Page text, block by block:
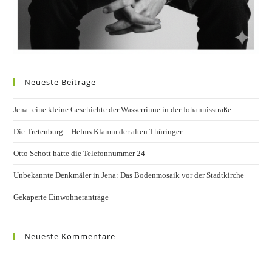
Neueste Beiträge
Jena: eine kleine Geschichte der Wasserrinne in der Johannisstraße
Die Tretenburg – Helms Klamm der alten Thüringer
Otto Schott hatte die Telefonnummer 24
Unbekannte Denkmäler in Jena: Das Bodenmosaik vor der Stadtkirche
Gekaperte Einwohneranträge
Neueste Kommentare